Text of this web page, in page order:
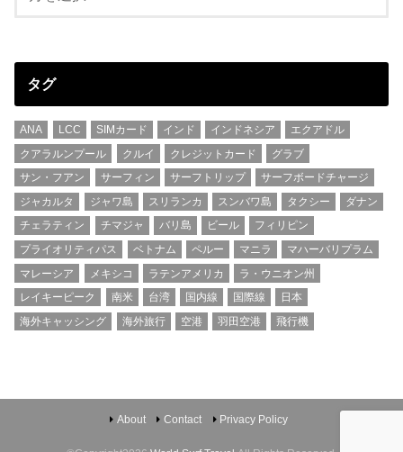
タグ
ANA LCC SIMカード インド インドネシア
エクアドル
クアラルンプール
クルイ クレジットカード
グラブ
サン・フアン
サーフィン サーフトリップ
サーフボードチャージ
ジャカルタ
ジャワ島 スリランカ スンバワ島 タクシー
ダナン
チェラティン
チマジャ バリ島 ビール
フィリピン
プライオリティパス
ベトナム ペルー マニラ
マハーバリプラム
マレーシア
メキシコ ラテンアメリカ
ラ・ウニオン州
レイキーピーク
南米 台湾 国内線 国際線
日本
海外キャッシング
海外旅行 空港 羽田空港 飛行機
About Contact Privacy Policy